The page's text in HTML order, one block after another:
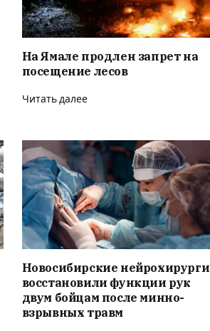
На Ямале продлен запрет на
посещение лесов
Читать далее
Новосибирские нейрохирурги
восстановили функции рук
двум бойцам после минно-
взрывных травм